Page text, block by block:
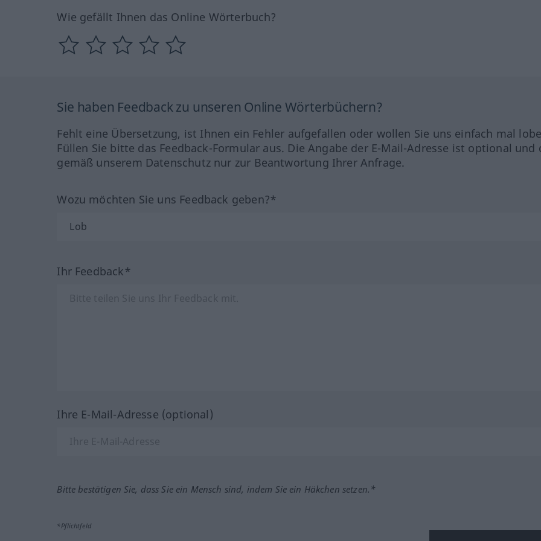
Wie gefällt Ihnen das Online Wörterbuch?
Sie haben Feedback zu unseren Online Wörterbüchern?
Fehlt eine Übersetzung, ist Ihnen ein Fehler aufgefallen oder wollen Sie uns einfach mal
Füllen Sie bitte das Feedback-Formular aus. Die Angabe der E-Mail-Adresse ist optional und
gemäß unserem Datenschutz nur zur Beantwortung Ihrer Anfrage.
Wozu möchten Sie uns Feedback geben?*
Ihr Feedback*
Ihre E-Mail-Adresse (optional)
Bitte bestätigen Sie, dass Sie ein Mensch sind, indem Sie ein Häkchen setzen.*
*Pflichtfeld